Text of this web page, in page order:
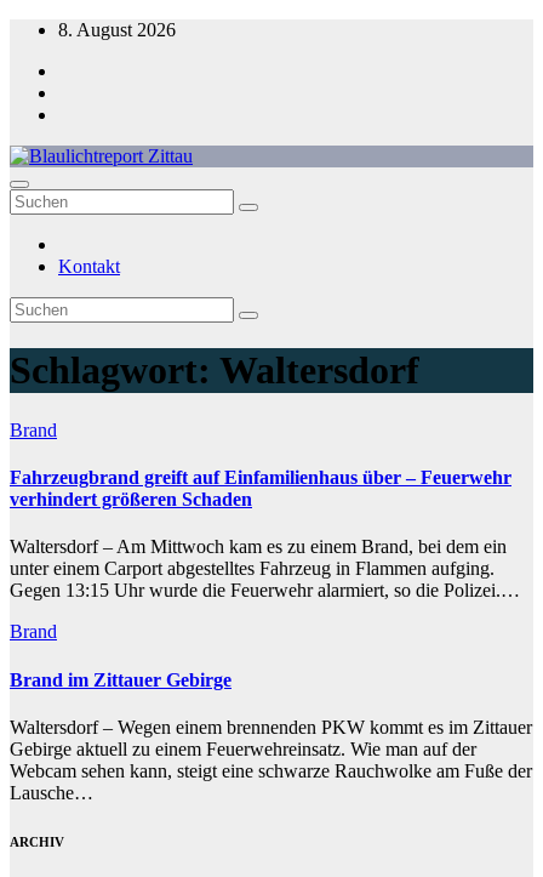
Zum
springen
8. August 2026
Blaulichtreport Zittau
Kontakt
Schlagwort: Waltersdorf
Brand
Fahrzeugbrand greift auf Einfamilienhaus über – Feuerwehr
verhindert größeren Schaden
Waltersdorf – Am Mittwoch kam es zu einem Brand, bei dem ein
unter einem Carport abgestelltes Fahrzeug in Flammen aufging.
Gegen 13:15 Uhr wurde die Feuerwehr alarmiert, so die Polizei.…
Brand
Brand im Zittauer Gebirge
Waltersdorf – Wegen einem brennenden PKW kommt es im Zittauer
Gebirge aktuell zu einem Feuerwehreinsatz. Wie man auf der
Webcam sehen kann, steigt eine schwarze Rauchwolke am Fuße der
Lausche…
ARCHIV